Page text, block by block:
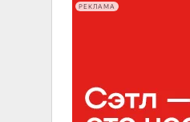
РЕКЛАМА